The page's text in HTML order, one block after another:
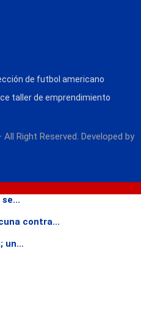
de futbol americano
taller de emprendimiento
Right Reserved. Developed by
contra...
un...